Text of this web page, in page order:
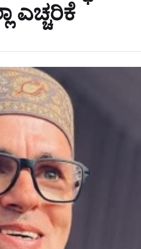
ಎಚ್ಚರಿಕೆ